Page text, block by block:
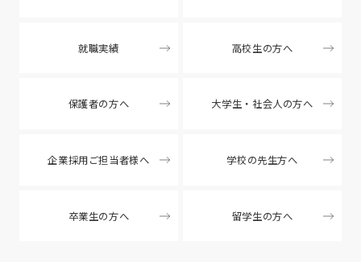
就職実績 高校生の方へ
保護者の方へ 大学生・社会人の方へ
企業採用ご担当者様へ 学校の先生方へ
卒業生の方へ 留学生の方へ